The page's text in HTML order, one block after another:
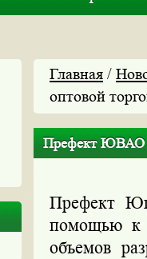
Главная /
оптовой
Префект ЮВАО
Префект
помощью к
объемов